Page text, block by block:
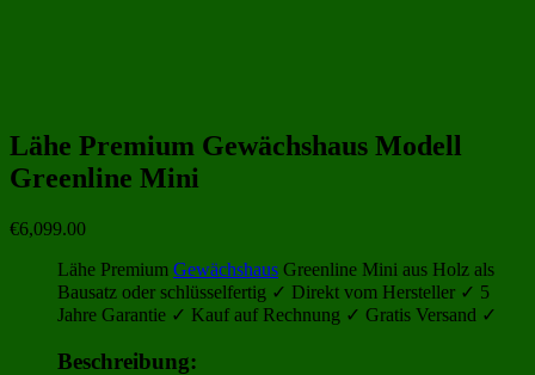
Lähe Premium Gewächshaus Modell
Greenline Mini
€6,099.00
Lähe Premium Gewächshaus Greenline Mini aus Holz als
Bausatz oder schlüsselfertig ✓ Direkt vom Hersteller ✓ 5
Jahre Garantie ✓ Kauf auf Rechnung ✓ Gratis Versand ✓
Beschreibung: